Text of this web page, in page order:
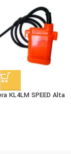
KL4LM SPEED Alta